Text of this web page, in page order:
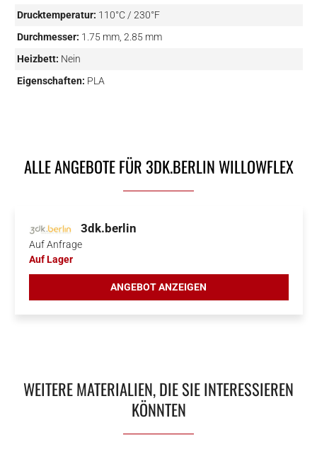
Drucktemperatur: 110°C / 230°F
Durchmesser: 1.75 mm, 2.85 mm
Heizbett: Nein
Eigenschaften: PLA
ALLE ANGEBOTE FÜR 3DK.BERLIN WILLOWFLEX
3dk.berlin
Auf Anfrage
Auf Lager
ANGEBOT ANZEIGEN
WEITERE MATERIALIEN, DIE SIE INTERESSIEREN
KÖNNTEN